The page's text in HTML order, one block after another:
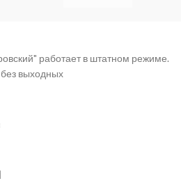
до
,
Допустимые
по ширине до
работает в штатном режиме.
выходных